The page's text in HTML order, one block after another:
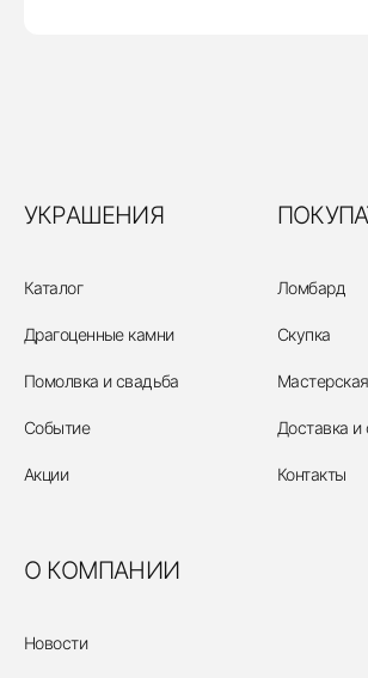
УКРАШЕНИЯ
Каталог
Драгоценные камни
Помолвка и свадьба
Событие
Акции
Ломбард
Скупка
Мастерская
Доставка и
Контакты
О КОМПАНИИ
Новости